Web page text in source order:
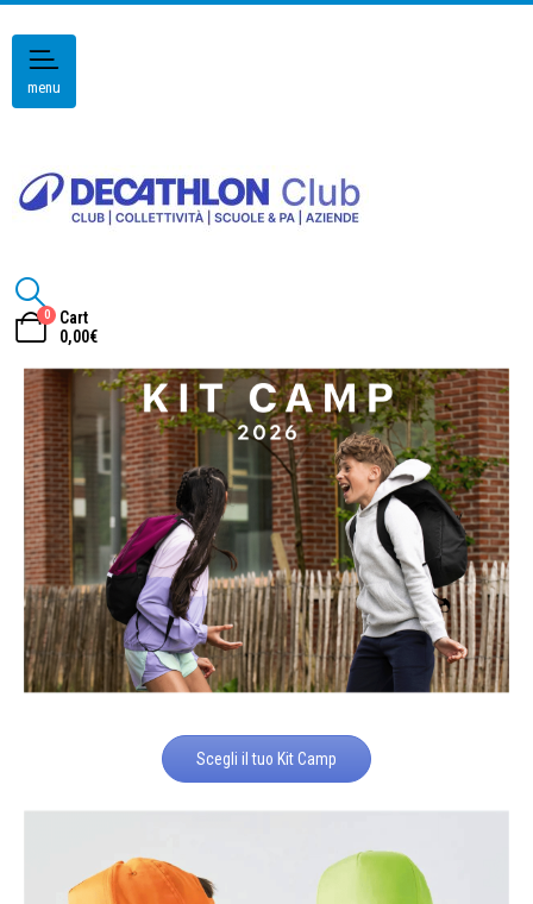
menu
0
Cart
0,00€
Scegli il tuo Kit Camp